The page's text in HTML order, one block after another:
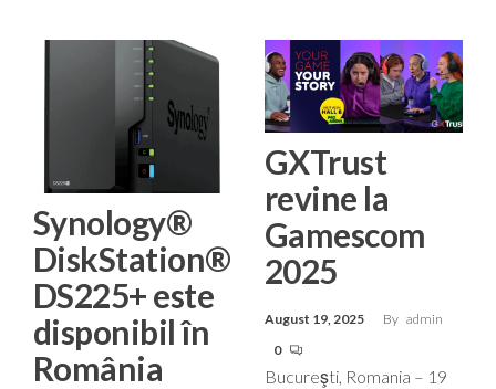
Synology®
DiskStation®
DS225+ este
disponibil în
România
GXTrust
revine la
Gamescom
2025
August 19, 2025 By admin
0
Bucureşti, Romania – 19